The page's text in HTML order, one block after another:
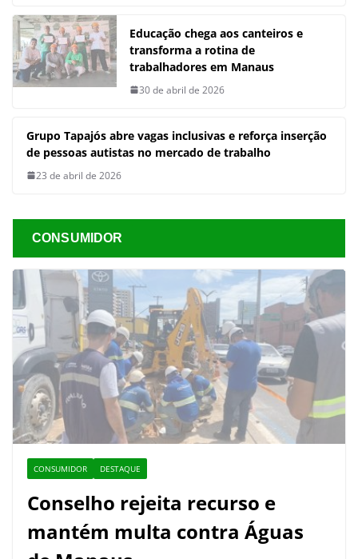
Educação chega aos canteiros e
transforma a rotina de
trabalhadores em Manaus
30 de abril de 2026
Grupo Tapajós abre vagas inclusivas
e reforça inserção de pessoas
CONSUMIDOR
Conselho rejeita recurso e
mantém multa contra Águas